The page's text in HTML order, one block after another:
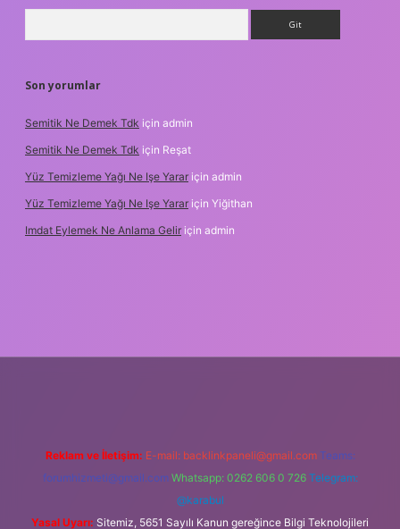
Son yorumlar
Semitik Ne Demek Tdk için admin
Semitik Ne Demek Tdk için Reşat
Yüz Temizleme Yağı Ne Işe Yarar için admin
Yüz Temizleme Yağı Ne Işe Yarar için Yiğithan
Imdat Eylemek Ne Anlama Gelir için admin
Reklam ve İletişim: E-mail: backlinkpaneli@gmail.com Teams:
forumhizmeti@gmail.com Whatsapp: 0262 606 0 726 Telegram:
@karabul
Yasal Uyarı: Sitemiz, 5651 Sayılı Kanun gereğince Bilgi Teknolojileri